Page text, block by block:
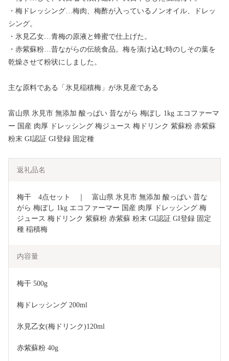
・梅ドレッシング…梅肉、梅酢が入っているノンオイル、ドレッ
シング。
・氷見乙女…青梅の原液と蜂蜜で仕上げた。
・赤紫蘇粉…昔ながらの伝統食品。梅を漬け込む時のしその葉を
乾燥させて粉状にしました。
主な原料である「氷見稲積梅」が氷見産である
富山県 氷見市 無添加 酸っぱい 昔ながら 梅ぼし 1kg エコファーマ
ー 国産 肉厚 ドレッシング 梅ジュース 梅ドリンク 紫蘇粉 赤紫蘇
粉末 GI認証 GI登録 固定種
返礼品名
梅干　4点セット　｜　富山県 氷見市 無添加 酸っぱい 昔な
がら 梅ぼし 1kg エコファーマー 国産 肉厚 ドレッシング 梅
ジュース 梅ドリンク 紫蘇粉 赤紫蘇 粉末 GI認証 GI登録 固定
種 稲積梅
内容量
梅干 500g
梅ドレッシング 200ml
氷見乙女(梅ドリンク)120ml
赤紫蘇粉 40g